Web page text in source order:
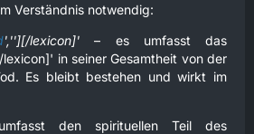
Verständnis notwendig:
',''][/lexicon]' – es umfasst das
in seiner Gesamtheit von der
Es bleibt bestehen und wirkt im
den spirituellen Teil des